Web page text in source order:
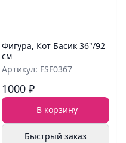
Фигура, Кот Басик 36"/92
см
Артикул: FSF0367
1000 ₽
В корзину
Быстрый заказ